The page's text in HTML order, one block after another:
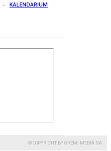
KALENDARIUM
© COPYRIGHT BY GREMI MEDIA SA